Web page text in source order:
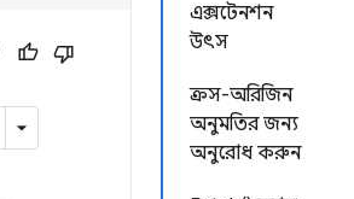
এক্সটেনশন
উৎস
ক্রস-অরিজিন
অনুমতির জন্য
অনুরোধ করুন